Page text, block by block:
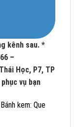
kênh sau. *
–
Học, P7, TP
vụ bạn
kem: Que